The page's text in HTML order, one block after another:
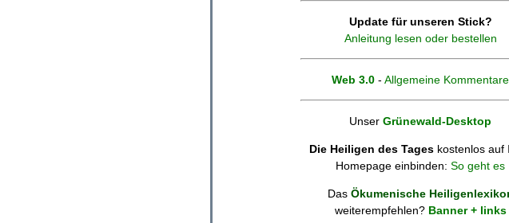
Update für unseren Stick?
Anleitung lesen oder bestellen
Web 3.0 - Allgemeine Kommentare
Unser Grünewald-Desktop
Die Heiligen des Tages kostenlos auf
Homepage einbinden: So geht es
Das Ökumenische
weiterempfehlen? Banner + links